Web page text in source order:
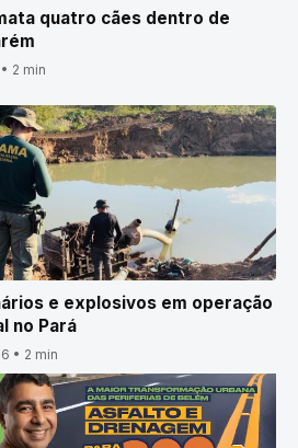
quatro cães dentro de
• 2 min
e explosivos em operação
no Pará
• 2 min